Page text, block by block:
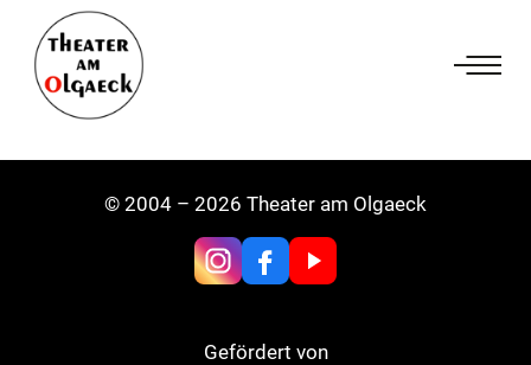
Inhalt
springen
© 2004 – 2026 Theater am Olgaeck
Gefördert von